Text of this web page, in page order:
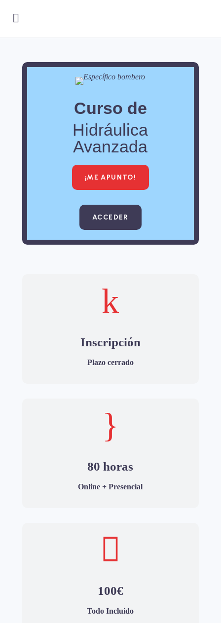
Curso de
Hidráulica
Avanzada
¡ME APUNTO!
ACCEDER
k
Inscripción
Plazo cerrado
}
80 horas
Online + Presencial

100€
Todo Incluido